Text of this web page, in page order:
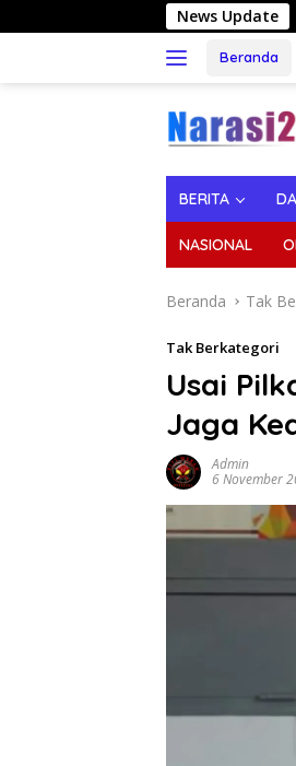
ke
News Update
Beranda
BERITA
NASIONAL
Beranda Tak
Tak Berkategori
Usai
Jaga
Admin
6 November